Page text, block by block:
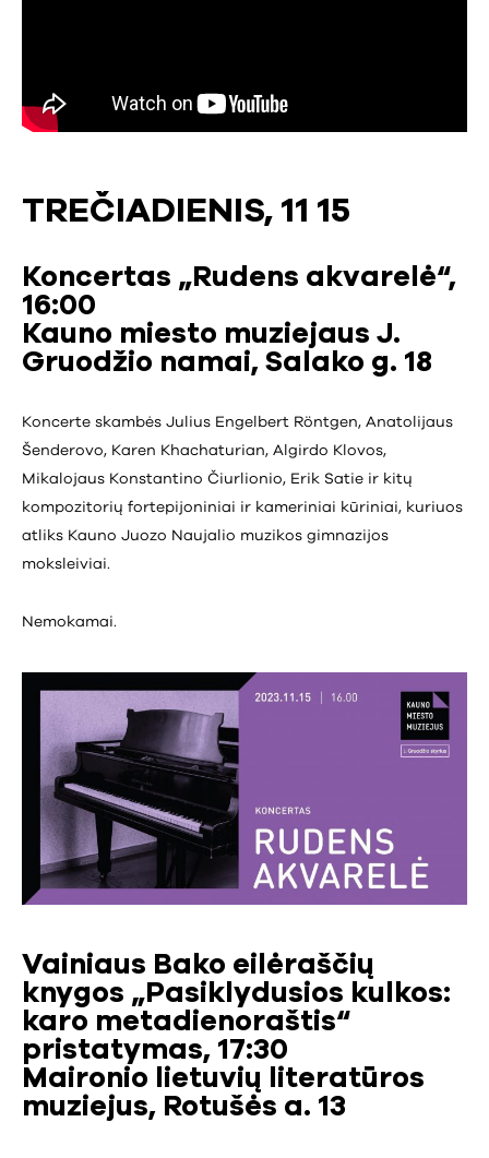
TREČIADIENIS, 11 15
Koncertas „Rudens akvarelė“,
16:00
Kauno miesto muziejaus J.
Gruodžio namai, Salako g. 18
Koncerte skambės Julius Engelbert Röntgen, Anatolijaus
Šenderovo, Karen Khachaturian, Algirdo Klovos,
Mikalojaus Konstantino Čiurlionio, Erik Satie ir kitų
kompozitorių fortepijoniniai ir kameriniai kūriniai, kuriuos
atliks Kauno Juozo Naujalio muzikos gimnazijos
moksleiviai.
Nemokamai.
Vainiaus Bako eilėraščių
knygos „Pasiklydusios kulkos:
karo metadienoraštis“
pristatymas, 17:30
Maironio lietuvių literatūros
muziejus, Rotušės a. 13